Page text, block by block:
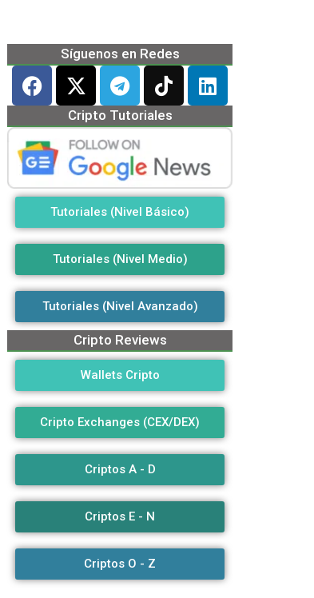
Síguenos en Redes
Cripto Tutoriales
Tutoriales (Nivel Básico)
Tutoriales (Nivel Medio)
Tutoriales (Nivel Avanzado)
Cripto Reviews
Wallets Cripto
Cripto Exchanges (CEX/DEX)
Criptos A - D
Criptos E - N
Criptos O - Z